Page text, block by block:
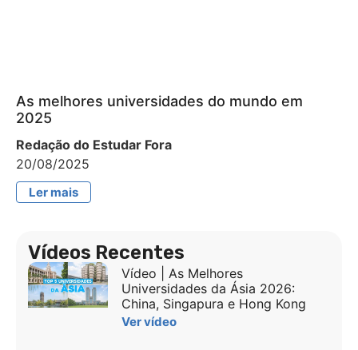
As melhores universidades do mundo em
2025
Redação do Estudar Fora
20/08/2025
Ler mais
Vídeos Recentes
Vídeo | As Melhores
Universidades da Ásia 2026:
China, Singapura e Hong Kong
Ver vídeo